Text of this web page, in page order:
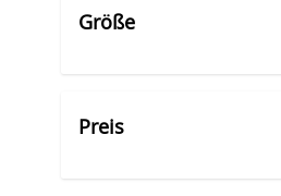
Größe
Preis